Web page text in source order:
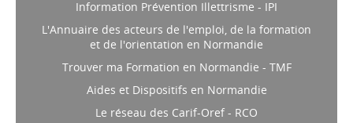
Information Prévention Illettrisme - IPI
L'Annuaire des acteurs de l'emploi, de la formation
et de l'orientation en Normandie
Trouver ma Formation en Normandie - TMF
Aides et Dispositifs en Normandie
Le réseau des Carif-Oref - RCO